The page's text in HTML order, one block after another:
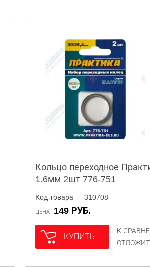
Кольцо переходное
1.6мм 2шт 776-751
Код товара — 310708
ЦЕНА 149 РУБ.
КУПИТЬ
К